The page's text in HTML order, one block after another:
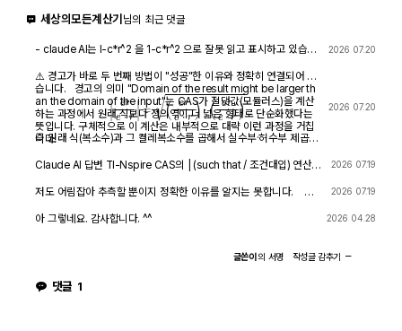
세상의모든계산기 님의 최근 댓글
- claude AI는 l-c*r^2 을 1-c*r^2 으로 잘못 읽고 표시하고 있습니
해 보아도 결과는 바뀌지 않습니다.
2026 07.20
⚠️ 경고가 바로 두 번째 방법이 "성공"한 이유와 정확히 연결되어 있
습니다. 경고의 의미 "Domain of the result might be larger th
an the domain of the input"는 CAS가 절댓값(모듈러스)을 계산
하는 과정에서 원래 식보다 정의역이 더 넓은 형태로 단순화했다는
뜻입니다. 구체적으로 이 계산은 내부적으로 대략 이런 과정을 거칩
니다.
|ere⋅r|=(ere⋅r)⋅(ere⋅r)―
즉 원래 식(복소수)과 그 켤레복소수를 곱해서 실수부·허수부 제곱합
√(x²) → x 또는 √a·√b → √(ab) 같은 규칙들이 쓰이는데, 이런
규칙들은 x가 실수이고 0 이상일 때만 엄밀하게 성립합니다. CAS는
이 조건들을 일일이 다 추적하지 않고 넘어가면서, 원래는 (e≠0, r+l
·ω·i ≠ 0 등) 복소수 특유의 좁은 정의역을 가진 식을, r, l, ω가 어떤
실수여도(부호 무관하게) 정의되는 1/√(r²+l²·ω²)라는 더 넓은 정의
역의 식으로 바꿔버린 것입니다. CAS는 이 손실을 감지하고 경고를
가지고 있던 정의역 제약 정보(부호 조건, i 관련 조건 등)를 이미 버
끄럽게 만드는 원인입니다. 첫 번째 시도에서는 i가 살아있는 원래 식
2026 07.20
Claude AI 답변 TI-Nspire CAS의 | (such that / 조건대입) 연산자
다. 대입 후에 처음부터 다시 "실수부/허수부 분리, 유리화" 같은 재간
의 핵심입니다. 첫 번째 경우 (|er/(e·r)| | con_1 and con → 실패) 이
시점의 식은 아직 r + l·ω·i 형태의 복소수 그대로입니다 (i가 살아있
수인지(즉 1-c·r² ≥ 0인지) 판단할 근거가 없다는 겁니다. 저장해 두
되어 있지 않습니다. 그래서 CAS는 i와 이 무리식을 더 정리(유리화,
2026 07.19
저도 어림잡아 추측할 뿐이지 정확한 이유를 알지는 못합니다. 질
nnet 5) AI에 넣어 보니 claude AI 가 제일 합리적인 답변을 주어서
2026 07.19
아 그렇네요. 감사합니다. ^^ 2026 04.28
글쓴이의 서명 작성글감추기
댓글 1